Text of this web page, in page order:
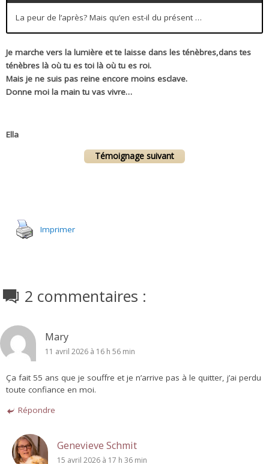
La peur de l’après? Mais qu’en est-il du présent …
Je marche vers la lumière et te laisse dans les ténèbres,dans tes
ténèbres là où tu es toi là où tu es roi.
Mais je ne suis pas reine encore moins esclave.
Donne moi la main tu vas vivre…
Ella
Témoignage suivant
Imprimer
2 commentaires :
Mary
11 avril 2026 à 16 h 56 min
Ça fait 55 ans que je souffre et je n’arrive pas à le quitter, j’ai perdu
toute confiance en moi.
Répondre
Genevieve Schmit
15 avril 2026 à 17 h 36 min